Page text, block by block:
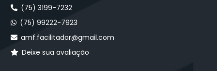
(75) 3199-7232
(75) 99222-7923
amf.facilitador@gmail.com
Deixe sua avaliação